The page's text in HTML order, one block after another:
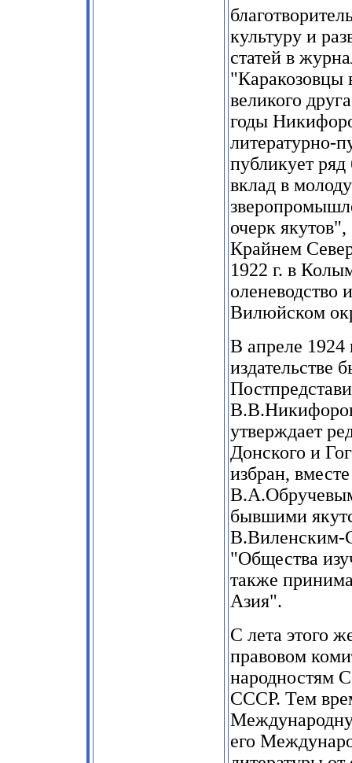
культуру и
статей в
"Каракозовцы
великого
годы
литературно-
публикует
вклад в
очерк якутов",
Крайнем
1922 г. в
оленеводство
Вилюйском
В апреле 1924
издательстве
утверждает
Донского и
избран,
бывшими
В.Виленским-
"Общества
также
Азия".
С лета этого
правовом
народностям
СССР. Тем
его